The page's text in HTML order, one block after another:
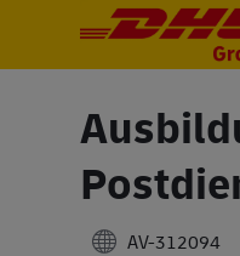
AV-312094